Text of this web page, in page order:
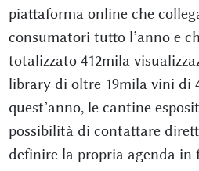
piattaforma online che
consumatori tutto l’anno e
totalizzato 412mila
library di oltre 19mila vini di
quest’anno, le cantine
possibilità di contattare
definire la propria agenda in